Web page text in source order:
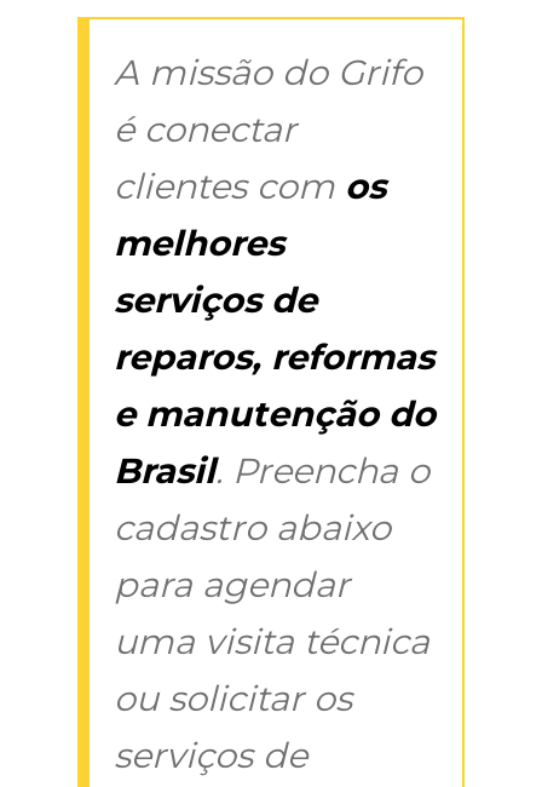
A missão do Grifo
é conectar
clientes com os
melhores
serviços de
reparos, reformas
e manutenção do
Brasil. Preencha o
cadastro abaixo
para agendar
uma visita técnica
ou solicitar os
serviços de